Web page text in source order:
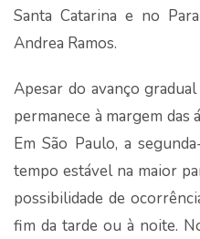
Santa Catarina e no
Andrea Ramos.
Apesar do avanço
permanece à margem das
Em São Paulo, a
tempo estável na maior
possibilidade de
fim da tarde ou à noite.